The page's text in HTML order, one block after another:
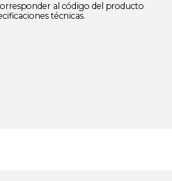
al código del producto
técnicas.